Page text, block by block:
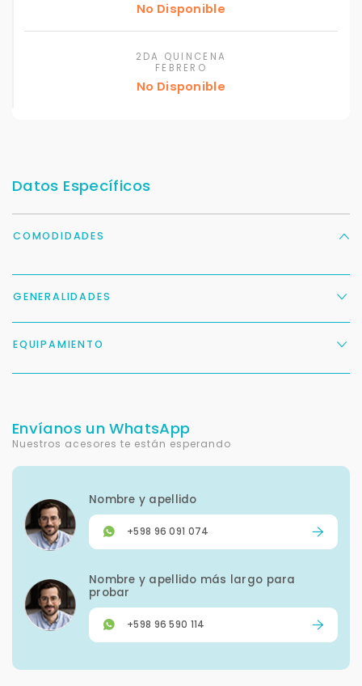
No Disponible
2DA QUINCENA
FEBRERO
No Disponible
Datos Específicos
COMODIDADES
GENERALIDADES
EQUIPAMIENTO
Envíanos un WhatsApp
Nuestros acesores te están esperando
Nombre y apellido
+598 96 091 074
Nombre y apellido más largo para
probar
+598 96 590 114